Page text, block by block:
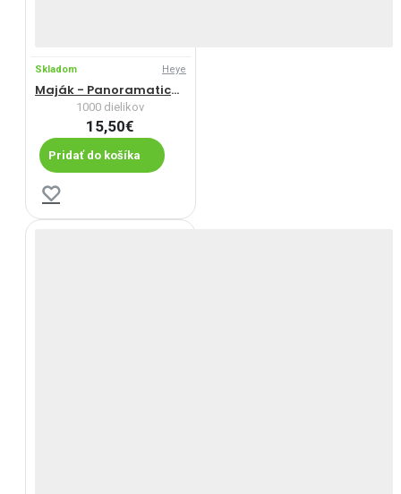
Skladom Heye
Maják - Panoramatické puzzle
1000 dielikov
15,50€
Pridať do košíka